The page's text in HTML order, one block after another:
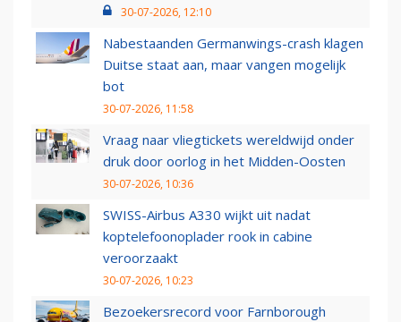
30-07-2026, 12:10
Nabestaanden Germanwings-crash klagen
Duitse staat aan, maar vangen mogelijk
bot
30-07-2026, 11:58
Vraag naar vliegtickets wereldwijd onder
druk door oorlog in het Midden-Oosten
30-07-2026, 10:36
SWISS-Airbus A330 wijkt uit nadat
koptelefoonoplader rook in cabine
veroorzaakt
30-07-2026, 10:23
Bezoekersrecord voor Farnborough